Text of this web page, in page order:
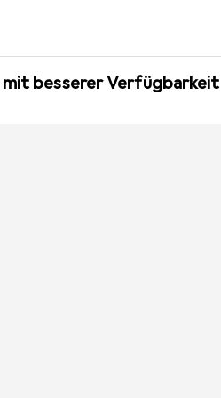
besserer Verfügbarkeit